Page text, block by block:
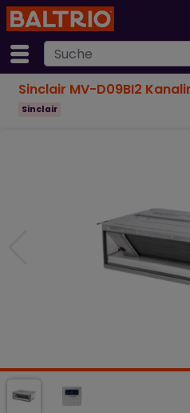
Sinclair MV-D09BI2
Sinclair